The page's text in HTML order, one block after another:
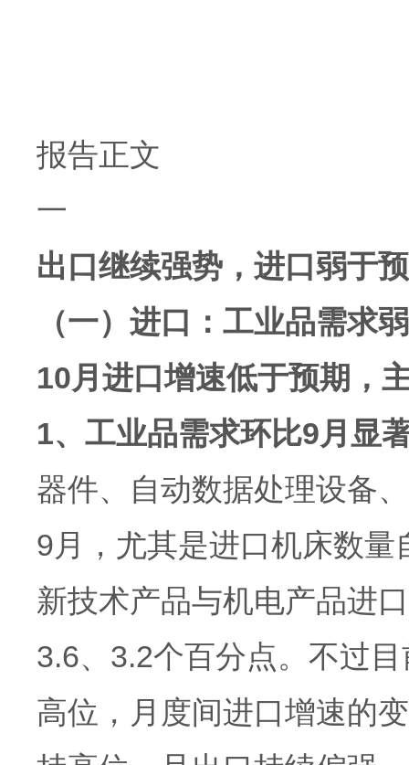
报告正文
一
出口继续强势，进口弱于
（一）进口：工业品需求
10月进口增速低于预期，
1、工业品需求环比9月显
器件、自动数据处理设备
9月，尤其是进口机床数
新技术产品与机电产品进
3.6、3.2个百分点。不过
高位，月度间进口增速的